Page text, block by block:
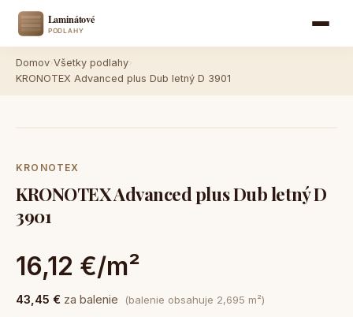
Domov Všetky podlahy
KRONOTEX Advanced plus Dub letný D 3901
KRONOTEX
KRONOTEX Advanced plus Dub letný D
3901
16,12 €/m²
43,45 € za balenie (balenie obsahuje 2,695 m²)